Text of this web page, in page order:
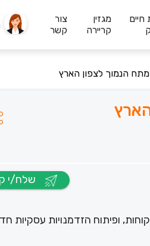
חיים
מגזין
קריירה
צור
קשר
הנמוך לצפון הארץ
ופיתוח הזדמנויות עסקיות